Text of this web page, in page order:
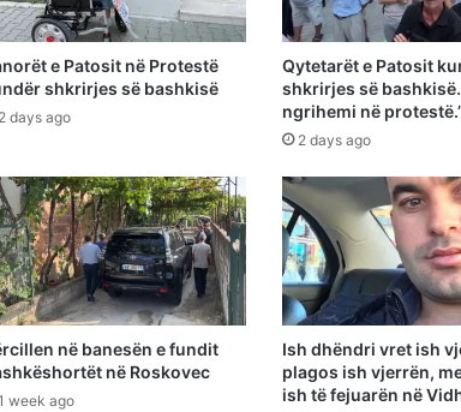
e Patosit në Protestë
shkrirjes së bashkisë
2 days ago
Qytetarët e Patosit
shkrirjes së bashkisë.
ngrihemi në
2 days ago
në banesën e fundit
në Roskovec
week ago
Ish dhëndri vret ish
plagos ish vjerrën,
ish të fejuarën në